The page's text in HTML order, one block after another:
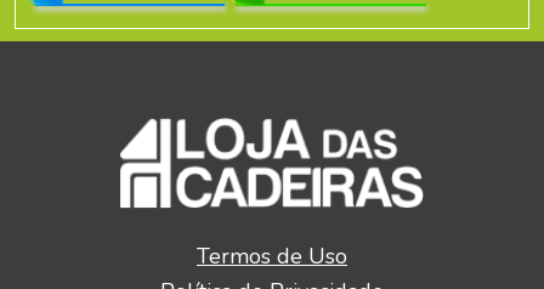
Termos de Uso